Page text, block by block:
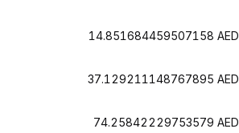
14.851684459507158 AED
37.129211148767895 AED
74.25842229753579 AED